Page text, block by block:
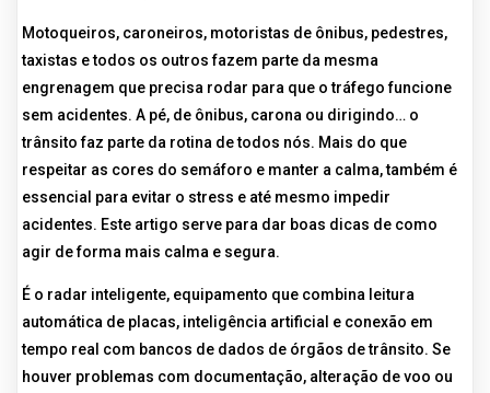
Motoqueiros, caroneiros, motoristas de ônibus, pedestres,
taxistas e todos os outros fazem parte da mesma
engrenagem que precisa rodar para que o tráfego funcione
sem acidentes. A pé, de ônibus, carona ou dirigindo… o
trânsito faz parte da rotina de todos nós. Mais do que
respeitar as cores do semáforo e manter a calma, também é
essencial para evitar o stress e até mesmo impedir
acidentes. Este artigo serve para dar boas dicas de como
agir de forma mais calma e segura.
É o radar inteligente, equipamento que combina leitura
automática de placas, inteligência artificial e conexão em
tempo real com bancos de dados de órgãos de trânsito. Se
houver problemas com documentação, alteração de voo ou